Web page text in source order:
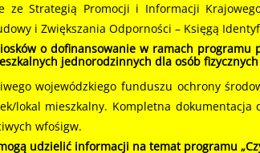
ze Strategią Promocji i Informacji
i Zwiększania Odporności – Księgą
o dofinansowanie w ramach programu
jednorodzinnych dla osób fizycznych
wojewódzkiego funduszu ochrony
lokal mieszkalny. Kompletna
wfośigw.
udzielić informacji na temat programu